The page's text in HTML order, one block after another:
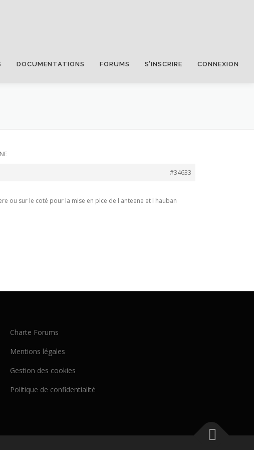
DOCUMENTATIONS FORUMS S’INSCRIRE CONNEXION
#34633
ou sur le coté pour la mise en plce de l anteene et l hauban
Charte Forums
Mentions légales
Gestion des cookies
Politique de confidentialité